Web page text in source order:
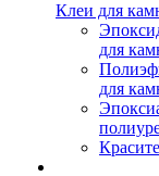
Клеи для
для
для